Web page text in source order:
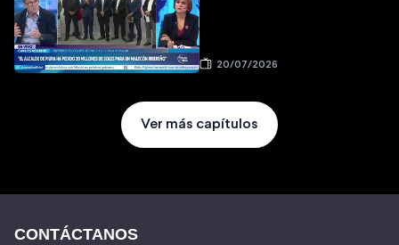
20/07/2026
Ver más capítulos
CONTÁCTANOS